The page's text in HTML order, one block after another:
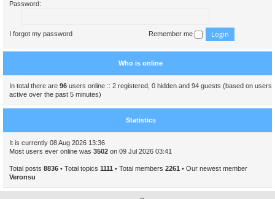
Password:
I forgot my password Remember me
Who is online
In total there are 96 users online :: 2 registered, 0 hidden and 94 guests (based on users
active over the past 5 minutes)
Statistics
It is currently 08 Aug 2026 13:36
Most users ever online was 3502 on 09 Jul 2026 03:41
Total posts 8836 • Total topics 1111 • Total members 2261 • Our newest member
Veronsu